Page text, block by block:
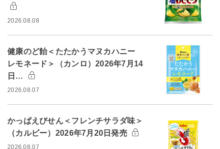
2026.08.08
健康のど飴＜たたかうマヌカハニー
レモネード＞（カンロ）2026年7月14
日…
2026.08.07
かっぱえびせん＜フレンチサラダ味＞
（カルビー）2026年7月20日発売
2026.08.07